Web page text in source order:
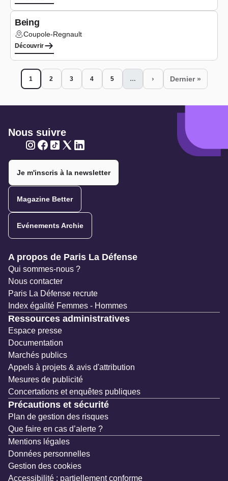
Being
Lieu :Coupole-Regnault
Découvrir
Page courante
1 Page
2 Page
3 Page
4 Page
5 … Page suivante
› Dernière
Dernier »
Nous suivre
Je m'inscris à la newsletter
Magazine Better
Evénements Archie
Navigation secondaire
A propos de Paris La Défense
Qui sommes-nous ?
Nous contacter
Paris La Défense recrute
Index égalité Femmes - Hommes
Ressources administratives
Espace presse
Documentation
Marchés publics
Appels à projets & avis d'attribution
Mesures de publicité
Concertations et enquêtes publiques
Précautions et sécurité
Plan de gestion des risques
Que faire en cas d’alerte ?
Mentions légales
Données personnelles
Gestion des cookies
Accessibilité : partiellement conforme